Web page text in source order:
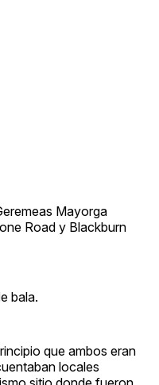
Mayorga
Road y Blackburn
bala.
que ambos eran
locales